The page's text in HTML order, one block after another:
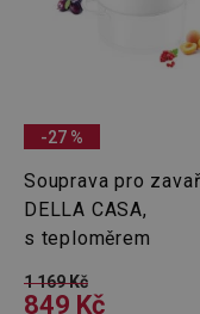
-27 %
Souprava pro
DELLA CASA,
s teploměrem
1 169 Kč
849 Kč